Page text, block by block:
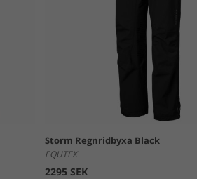
Storm Regnridbyxa Black
EQUTEX
2295 SEK